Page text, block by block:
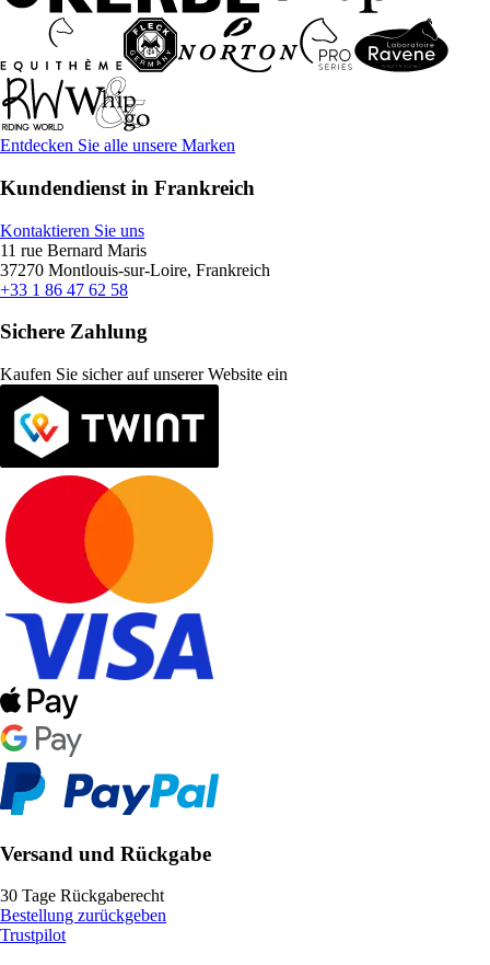
Entdecken Sie alle unsere Marken
Kundendienst in Frankreich
Kontaktieren Sie uns
11 rue Bernard Maris
37270 Montlouis-sur-Loire, Frankreich
+33 1 86 47 62 58
Sichere Zahlung
Kaufen Sie sicher auf unserer Website ein
Versand und Rückgabe
30 Tage Rückgaberecht
Bestellung zurückgeben
Trustpilot